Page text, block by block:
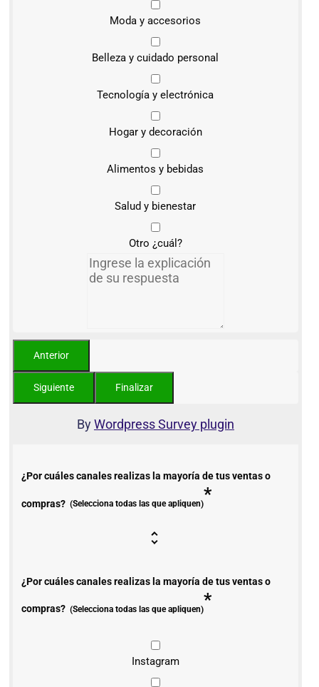
Moda y accesorios
Belleza y cuidado personal
Tecnología y electrónica
Hogar y decoración
Alimentos y bebidas
Salud y bienestar
Otro ¿cuál?
ByWordpress Survey plugin
¿Por cuáles canales realizas la mayoría de tus ventas o
compras? (Selecciona todas las que apliquen)*
¿Por cuáles canales realizas la mayoría de tus ventas o
compras? (Selecciona todas las que apliquen)*
Instagram